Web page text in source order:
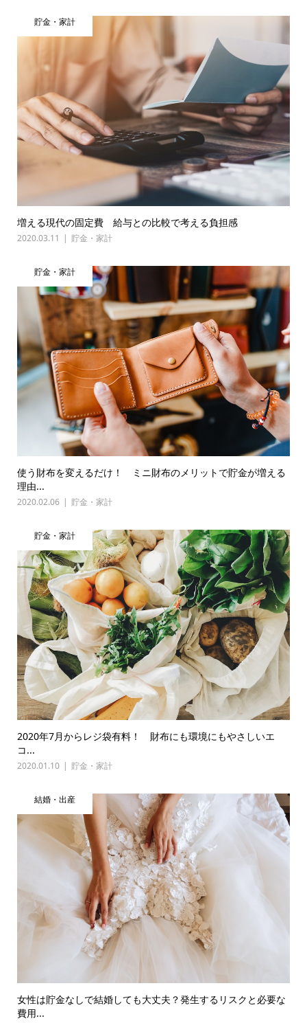
貯金・家計
増える現代の固定費 給与との比較で考える負担感
2020.03.11 貯金・家計
貯金・家計
使う財布を変えるだけ！ ミニ財布のメリットで貯金が増える
理由...
2020.02.06 貯金・家計
貯金・家計
2020年7月からレジ袋有料！ 財布にも環境にもやさしいエ
コ...
2020.01.10 貯金・家計
結婚・出産
女性は貯金なしで結婚しても大丈夫？発生するリスクと必要な
費用...